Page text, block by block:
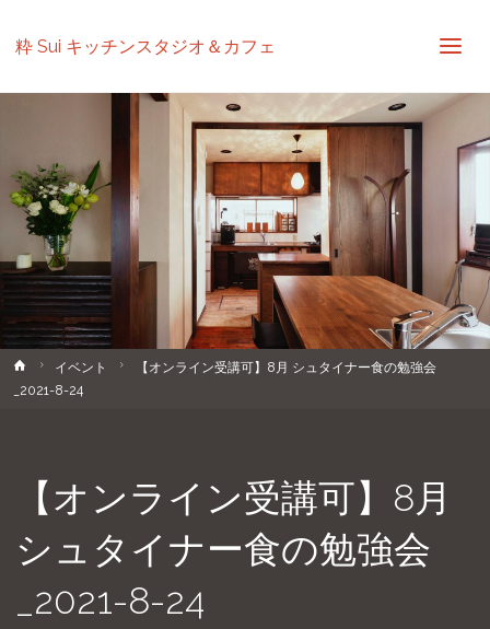
粋 Sui キッチンスタジオ＆カフェ
ホ
ー
イベント
【オンライン受講可】8月 シュタイナー食の勉強会
_2021-8-24
【オンライン受講可】8月
シュタイナー食の勉強会
_2021-8-24